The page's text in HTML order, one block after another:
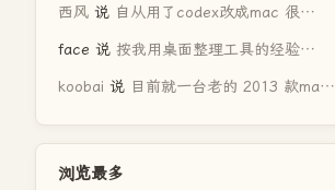
西风 说 自从用了codex改成mac 很…
face 说 按我用桌面整理工具的经验…
koobai 说 目前就一台老的 2013 款ma…
浏览最多